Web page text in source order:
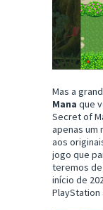
Mas a
Mana que
Secret of
apenas um
aos
jogo que
teremos
início de
PlayStation